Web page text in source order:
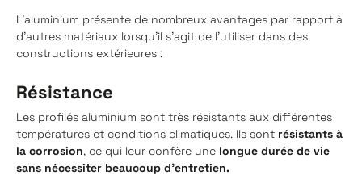
L'aluminium présente de nombreux avantages par rapport à
d'autres matériaux lorsqu'il s'agit de l'utiliser dans des
constructions extérieures :
Résistance
Les profilés aluminium sont très résistants aux différentes
températures et conditions climatiques. Ils sont résistants à
la corrosion, ce qui leur confère une longue durée de vie
sans nécessiter beaucoup d'entretien.